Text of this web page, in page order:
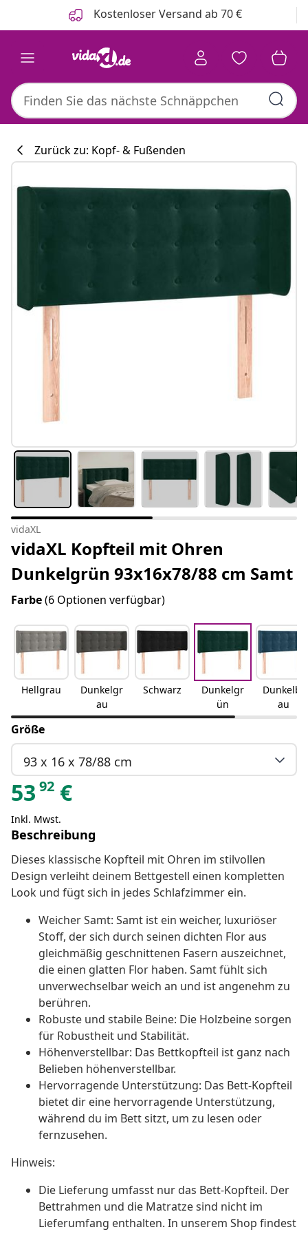
Kostenloser Versand ab 70 €
Zurück zu: Kopf- & Fußenden
vidaXL
vidaXL Kopfteil mit Ohren
Dunkelgrün 93x16x78/88 cm Samt
Farbe(6 Optionen verfügbar)
Hellgrau
Dunkelgr
au
Schwarz
Dunkelgr
ün
Dunkelbl
au
Größe
93 x 16 x 78/88 cm
53 92 €
Inkl. Mwst.
Beschreibung
Dieses klassische Kopfteil mit Ohren im stilvollen
Design verleiht deinem Bettgestell einen kompletten
Look und fügt sich in jedes Schlafzimmer ein.
Weicher Samt: Samt ist ein weicher, luxuriöser
Stoff, der sich durch seinen dichten Flor aus
gleichmäßig geschnittenen Fasern auszeichnet,
die einen glatten Flor haben. Samt fühlt sich
unverwechselbar weich an und ist angenehm zu
berühren.
Robuste und stabile Beine: Die Holzbeine sorgen
für Robustheit und Stabilität.
Höhenverstellbar: Das Bettkopfteil ist ganz nach
Belieben höhenverstellbar.
Hervorragende Unterstützung: Das Bett-Kopfteil
bietet dir eine hervorragende Unterstützung,
während du im Bett sitzt, um zu lesen oder
fernzusehen.
Hinweis:
Die Lieferung umfasst nur das Bett-Kopfteil. Der
Bettrahmen und die Matratze sind nicht im
Lieferumfang enthalten. In unserem Shop findest